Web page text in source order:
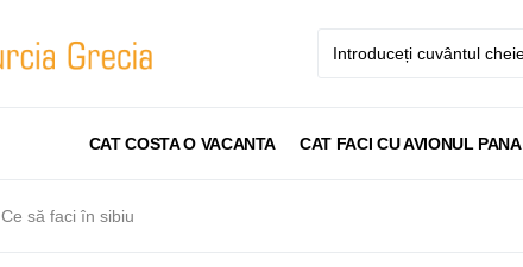
CAT COSTA O VACANTA CAT FACI CU AVIONUL PANA
Ce să faci în sibiu